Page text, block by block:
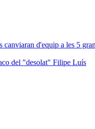
canviaran d'equip a les 5
del "desolat" Filipe Luís